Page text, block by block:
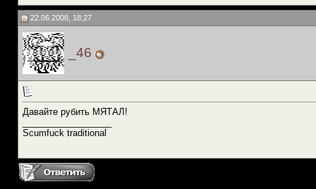
22.06.2008, 18:27
_46
Давайте рубить МЯТАЛ!
Scumfuck traditional